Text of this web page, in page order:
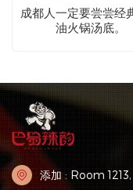
成都人一定要尝尝经
油火锅汤底。
添加 : Room